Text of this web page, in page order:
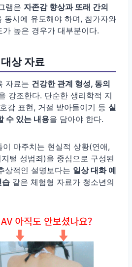
램은 자존감 향상과 또래 간의
동시에 유도해야 하며, 참가자와
높은 경우가 대부분이다.
상 자료
자료는 건강한 관계 형성, 동의
강조한다. 단순한 생리학적 지
감 표현, 거절 받아들이기 등 실
수 있는 내용을 담아야 한다.
마주치는 현실적 상황(연애,
털 성범죄)을 중심으로 구성된
상적인 설명보다는 일상 대화 예
습 같은 체험형 자료가 청소년의